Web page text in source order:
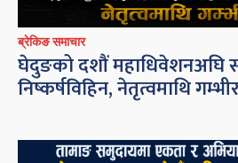
ब्रेकिङ समाचार
घेदुङको दशौं
निष्कर्षविहिन, नेतृत्वमाथि गम्भीर